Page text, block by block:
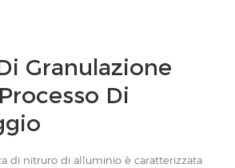
Granulazione
Di
di nitruro di alluminio è caratterizzata